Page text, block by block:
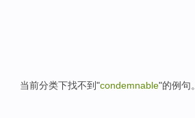
当前分类下找不到"condemnable"的例句。